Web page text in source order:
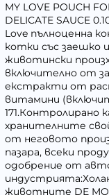
MY LOVE POUCH
DELICATE SAUCE
Love пълноценна
котки със заешко
животински
включително от
екстракти от
витамини
171.Контролирано
хранителните
от неговото
пазара, всеки
одобрение от
животните DE